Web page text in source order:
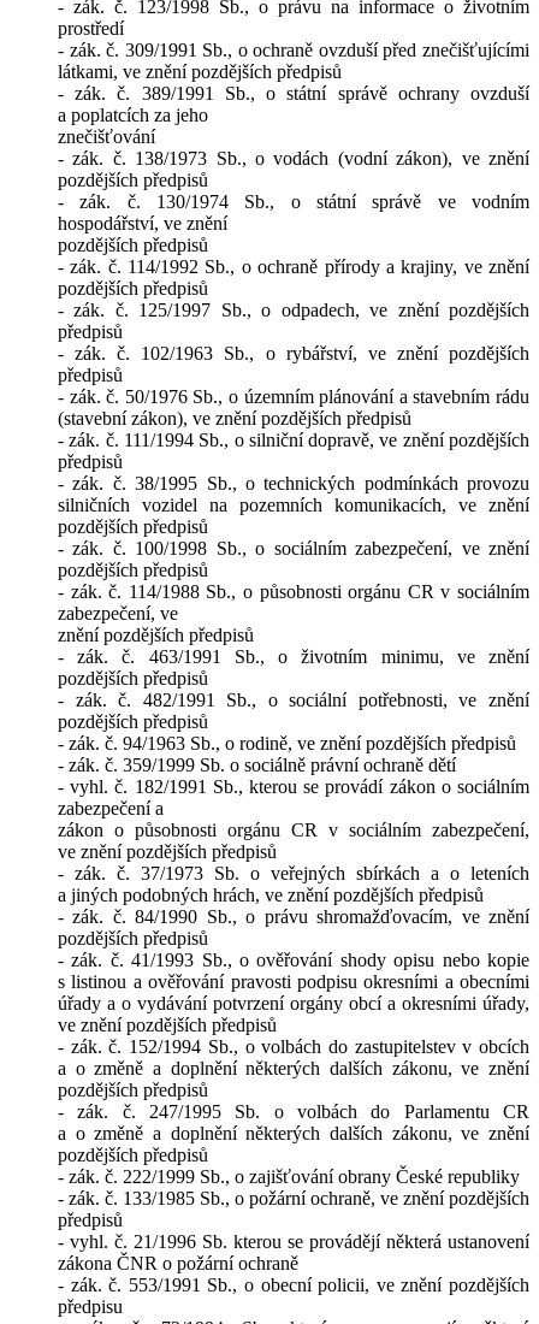
- zák. č. 123/1998 Sb., o právu na informace o životním
prostředí
- zák. č. 309/1991 Sb., o ochraně ovzduší před znečišťujícími
látkami, ve znění pozdějších předpisů
- zák. č. 389/1991 Sb., o státní správě ochrany ovzduší
a poplatcích za jeho
znečišťování
- zák. č. 138/1973 Sb., o vodách (vodní zákon), ve znění
pozdějších předpisů
- zák. č. 130/1974 Sb., o státní správě ve vodním
hospodářství, ve znění
pozdějších předpisů
- zák. č. 114/1992 Sb., o ochraně přírody a krajiny, ve znění
pozdějších předpisů
- zák. č. 125/1997 Sb., o odpadech, ve znění pozdějších
předpisů
- zák. č. 102/1963 Sb., o rybářství, ve znění pozdějších
předpisů
- zák. č. 50/1976 Sb., o územním plánování a stavebním rádu
(stavební zákon), ve znění pozdějších předpisů
- zák. č. 111/1994 Sb., o silniční dopravě, ve znění pozdějších
předpisů
- zák. č. 38/1995 Sb., o technických podmínkách provozu
silničních vozidel na pozemních komunikacích, ve znění
pozdějších předpisů
- zák. č. 100/1998 Sb., o sociálním zabezpečení, ve znění
pozdějších předpisů
- zák. č. 114/1988 Sb., o působnosti orgánu CR v sociálním
zabezpečení, ve
znění pozdějších předpisů
- zák. č. 463/1991 Sb., o životním minimu, ve znění
pozdějších předpisů
- zák. č. 482/1991 Sb., o sociální potřebnosti, ve znění
pozdějších předpisů
- zák. č. 94/1963 Sb., o rodině, ve znění pozdějších předpisů
- zák. č. 359/1999 Sb. o sociálně právní ochraně dětí
- vyhl. č. 182/1991 Sb., kterou se provádí zákon o sociálním
zabezpečení a
zákon o působnosti orgánu CR v sociálním zabezpečení,
ve znění pozdějších předpisů
- zák. č. 37/1973 Sb. o veřejných sbírkách a o leteních
a jiných podobných hrách, ve znění pozdějších předpisů
- zák. č. 84/1990 Sb., o právu shromažďovacím, ve znění
pozdějších předpisů
- zák. č. 41/1993 Sb., o ověřování shody opisu nebo kopie
s listinou a ověřování pravosti podpisu okresními a obecními
úřady a o vydávání potvrzení orgány obcí a okresními úřady,
ve znění pozdějších předpisů
- zák. č. 152/1994 Sb., o volbách do zastupitelstev v obcích
a o změně a doplnění některých dalších zákonu, ve znění
pozdějších předpisů
- zák. č. 247/1995 Sb. o volbách do Parlamentu CR
a o změně a doplnění některých dalších zákonu, ve znění
pozdějších předpisů
- zák. č. 222/1999 Sb., o zajišťování obrany České republiky
- zák. č. 133/1985 Sb., o požární ochraně, ve znění pozdějších
předpisů
- vyhl. č. 21/1996 Sb. kterou se provádějí některá ustanovení
zákona ČNR o požární ochraně
- zák. č. 553/1991 Sb., o obecní policii, ve znění pozdějších
předpisu